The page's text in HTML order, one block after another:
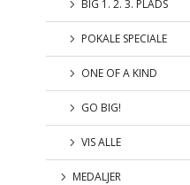
BIG 1. 2. 3. PLADS
POKALE SPECIALE
ONE OF A KIND
GO BIG!
VIS ALLE
MEDALJER